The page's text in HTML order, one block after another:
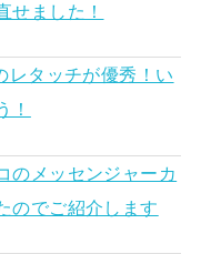
せました！
レタッチが優秀！い
！
のメッセンジャーカ
のでご紹介します